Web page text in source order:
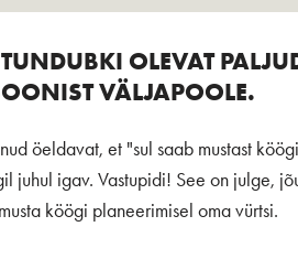
OLEVAT
VÄLJAPOOLE.
öeldavat, et "sul saab mustast
juhul igav. Vastupidi! See on julge,
köögi planeerimisel oma vürtsi.